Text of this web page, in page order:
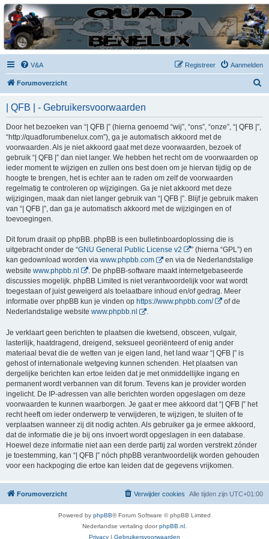
| QFB |
Hét quadforum van de Benelux
V&A Aanmelden
Registreer
Forumoverzicht
| QFB | - Gebruikersvoorwaarden
Door het bezoeken van “| QFB |” (hierna genoemd “wij”, “ons”, “onze”, “| QFB |”,
“http://quadforumbenelux.com”), ga je automatisch akkoord met de
voorwaarden. Als je niet akkoord gaat met deze voorwaarden, bezoek of
gebruik “| QFB |” dan niet langer. We hebben het recht om de voorwaarden op
ieder moment te wijzigen en zullen ons best doen om je hiervan tijdig op de
hoogte te brengen, het is echter aan te raden om zelf de voorwaarden
regelmatig te controleren op wijzigingen. Ga je niet akkoord met deze
wijzigingen, maak dan niet langer gebruik van “| QFB |”. Blijf je gebruik maken
van “| QFB |”, dan ga je automatisch akkoord met de wijzigingen en of
toevoegingen.
Dit forum draait op phpBB. phpBB is een bulletinboardoplossing die is
uitgebracht onder de “GNU General Public License v2
” (hierna “GPL”) en
kan gedownload worden via www.phpbb.com
en via de Nederlandstalige
website www.phpbb.nl
. De phpBB-software maakt internetgebaseerde
discussies mogelijk. phpBB Limited is niet verantwoordelijk voor wat wordt
toegestaan of juist geweigerd als toelaatbare inhoud en/of gedrag. Meer
informatie over phpBB kun je vinden op https://www.phpbb.com/
of de
Nederlandstalige website www.phpbb.nl .
Je verklaart geen berichten te plaatsen die kwetsend, obsceen, vulgair,
lasterlijk, haatdragend, dreigend, seksueel georiënteerd of enig ander
materiaal bevat die de wetten van je eigen land, het land waar “| QFB |” is
gehost of internationale wetgeving kunnen schenden. Het plaatsen van
dergelijke berichten kan ertoe leiden dat je met onmiddellijke ingang en
permanent wordt verbannen van dit forum. Tevens kan je provider worden
ingelicht. De IP-adressen van alle berichten worden opgeslagen om deze
voorwaarden te kunnen waarborgen. Je gaat er mee akkoord dat “| QFB |” het
recht heeft om ieder onderwerp te verwijderen, te wijzigen, te sluiten of te
verplaatsen wanneer zij dit nodig achten. Als gebruiker ga je ermee akkoord,
dat de informatie die je bij ons invoert wordt opgeslagen in een database.
Hoewel deze informatie niet aan een derde partij zal worden verstrekt zónder
je toestemming, kan “| QFB |” nóch phpBB verantwoordelijk worden gehouden
voor een hackpoging die ertoe kan leiden dat de gegevens vrijkomen.
Forumoverzicht Alle tijden zijn UTC+01:00
Verwijder cookies
Powered by phpBB® Forum Software © phpBB Limited
Nederlandse vertaling doorphpBB.nl
Privacy | Gebruikersvoorwaarden